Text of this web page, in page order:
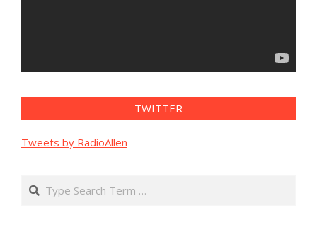
TWITTER
Tweets by RadioAllen
Search